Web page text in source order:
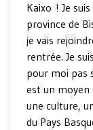
Kaixo ! Je
province de
je vais
rentrée. Je
pour moi pas
est un moyen
une culture,
du Pays